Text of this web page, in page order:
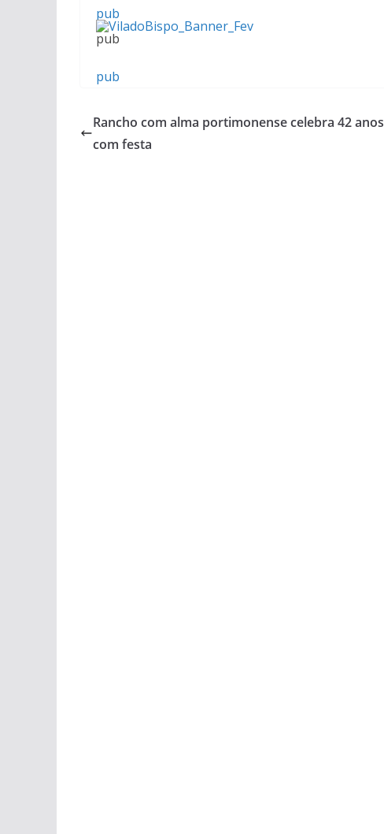
pub
pub
pub
pub
Rancho com alma portimonense celebra 42 anos
com festa